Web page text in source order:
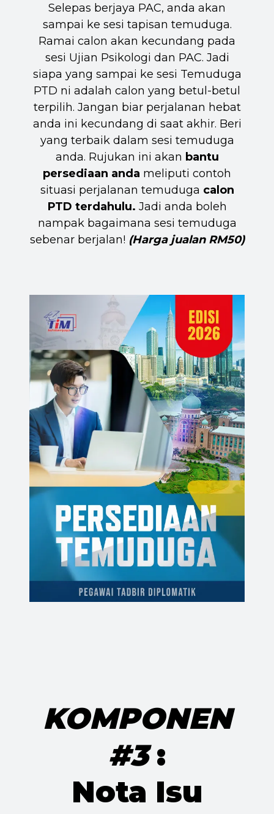
Selepas berjaya PAC, anda akan
sampai ke sesi tapisan temuduga.
Ramai calon akan kecundang pada
sesi Ujian Psikologi dan PAC. Jadi
siapa yang sampai ke sesi Temuduga
PTD ni adalah calon yang betul-betul
terpilih. Jangan biar perjalanan hebat
anda ini kecundang di saat akhir. Beri
yang terbaik dalam sesi temuduga
anda. Rujukan ini akan bantu
persediaan anda meliputi contoh
situasi perjalanan temuduga calon
PTD terdahulu. Jadi anda boleh
nampak bagaimana sesi temuduga
sebenar berjalan! (Harga jualan RM50)
KOMPONEN
#3:
Nota Isu